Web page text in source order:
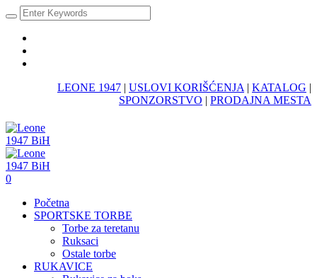
LEONE 1947 | USLOVI KORIŠĆENJA | KATALOG |
SPONZORSTVO | PRODAJNA MESTA
0
Početna
SPORTSKE TORBE
Torbe za teretanu
Ruksaci
Ostale torbe
RUKAVICE